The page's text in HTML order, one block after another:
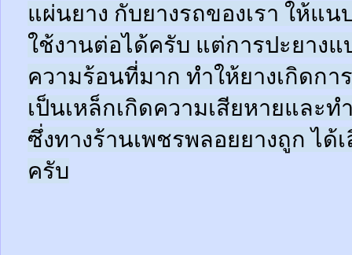
แผ่นยาง กับยางรถของเรา ให้แ
ใช้งานต่อได้ครับ แต่การปะยาง
ความร้อนที่มาก ทำให้ยางเกิดกา
เป็นเหล็กเกิดความเสียหายและท
ซึ่งทางร้านเพชรพลอยยางถูก ได้
ครับ